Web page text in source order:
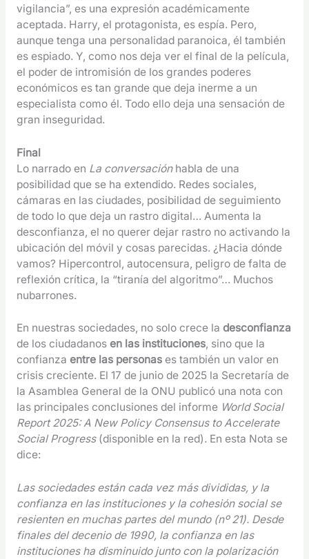
vigilancia”, es una expresión académicamente
aceptada. Harry, el protagonista, es espía. Pero,
aunque tenga una personalidad paranoica, él también
es espiado. Y, como nos deja ver el final de la película,
el poder de intromisión de los grandes poderes
económicos es tan grande que deja inerme a un
especialista como él. Todo ello deja una sensación de
gran inseguridad.
Final
Lo narrado en La conversaciónhabla de una
posibilidad que se ha extendido. Redes sociales,
cámaras en las ciudades, posibilidad de seguimiento
de todo lo que deja un rastro digital… Aumenta la
desconfianza, el no querer dejar rastro no activando la
ubicación del móvil y cosas parecidas. ¿Hacia dónde
vamos? Hipercontrol, autocensura, peligro de falta de
reflexión crítica, la “tiranía del algoritmo”… Muchos
nubarrones.
En nuestras sociedades, no solo crece la desconfianza
de los ciudadanosen las instituciones, sino que la
confianza entre las personases también un valor en
crisis creciente. El 17 de junio de 2025 la Secretaría de
la Asamblea General de la ONU publicó una nota con
las principales conclusiones del informe World Social
Report 2025: A New Policy Consensus to Accelerate
Social Progress(disponible en la red). En esta Nota se
dice:
Las sociedades están cada vez más divididas, y la
confianza en las instituciones y la cohesión social se
resienten en muchas partes del mundo (nº 21). Desde
finales del decenio de 1990, la confianza en las
instituciones ha disminuido junto con la polarización